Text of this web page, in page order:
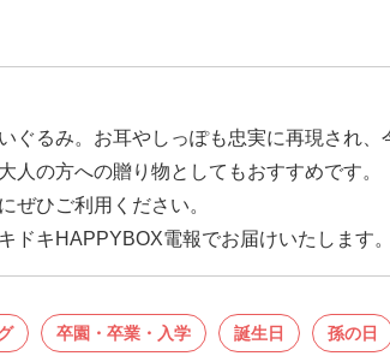
ぐるみ。お耳やしっぽも忠実に再現され
人の方への贈り物としてもおすすめです。
ぜひご利用ください。
ドキHAPPYBOX電報でお届けいたします。
卒園・卒業・入学 誕生日 孫の日